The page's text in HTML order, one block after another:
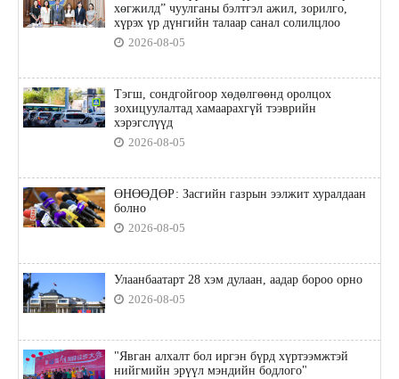
хөгжилд” чуулганы бэлтгэл ажил, зорилго,
хүрэх үр дүнгийн талаар санал солилцлоо
2026-08-05
Тэгш, сондгойгоор хөдөлгөөнд оролцох
зохицуулалтад хамаарахгүй тээврийн
хэрэгслүүд
2026-08-05
ӨНӨӨДӨР: Засгийн газрын ээлжит хуралдаан
болно
2026-08-05
Улаанбаатарт 28 хэм дулаан, аадар бороо орно
2026-08-05
"Явган алхалт бол иргэн бүрд хүртээмжтэй
нийгмийн эрүүл мэндийн бодлого"